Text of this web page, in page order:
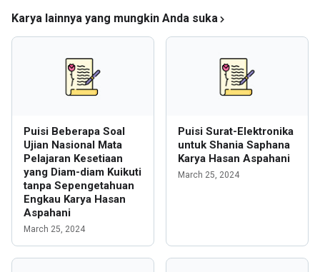
Karya lainnya yang mungkin Anda suka
Puisi Beberapa Soal
Ujian Nasional Mata
Pelajaran Kesetiaan
yang Diam-diam Kuikuti
tanpa Sepengetahuan
Engkau Karya Hasan
Aspahani
March 25, 2024
Puisi Surat-Elektronika
untuk Shania Saphana
Karya Hasan Aspahani
March 25, 2024